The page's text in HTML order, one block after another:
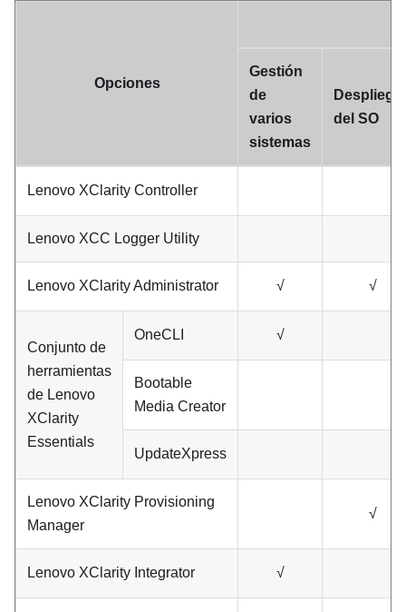
Opciones
Gestión
de
varios
sistemas
del SO
Lenovo XClarity Controller
Lenovo XCC Logger Utility
Lenovo XClarity Administrator √ √
Conjunto de
herramientas
de Lenovo
XClarity
Essentials
OneCLI √
Bootable
Media Creator
UpdateXpress
Lenovo XClarity Provisioning
Manager
√
Lenovo XClarity Integrator √